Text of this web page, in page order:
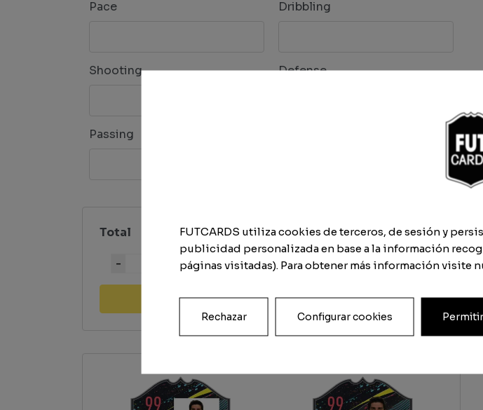
Pace Dribbling
Shooting Defense
Passing
Total
Quantity
Add to cart
FUTCARDS utiliza cookies de terceros, de sesión y
publicidad personalizada en base a la información
páginas visitadas). Para obtener más información visite
Rechazar Configurar cookies